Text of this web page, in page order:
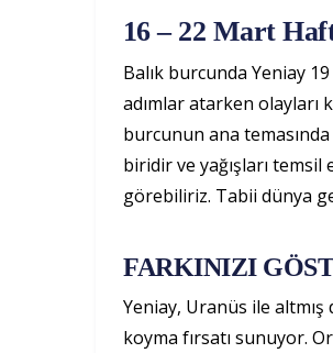
16 – 22 Mart
Balık burcunda Yeniay
adımlar atarken olayları
burcunun ana
biridir ve yağışları temsil
görebiliriz. Tabii dünya
FARKINIZI
Yeniay, Uranüs ile
koyma fırsatı sunuyor.